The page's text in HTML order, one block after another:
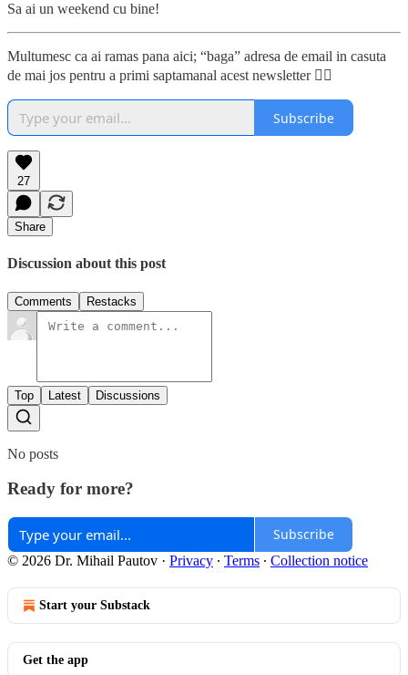
Sa ai un weekend cu bine!
Multumesc ca ai ramas pana aici; “baga” adresa de email in casuta
de mai jos pentru a primi saptamanal acest newsletter 👇🏼
Subscribe
27
Share
Discussion about this post
Comments Restacks
Top Latest Discussions
No posts
Ready for more?
Subscribe
© 2026 Dr. Mihail Pautov · Privacy ∙ Terms ∙ Collection notice
Start your Substack
Get the app